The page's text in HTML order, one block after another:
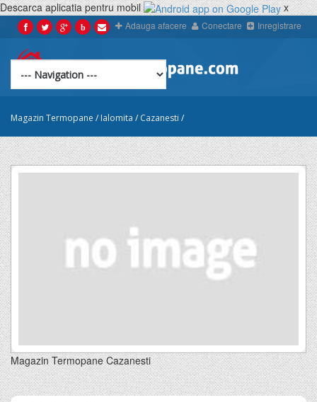
Descarca aplicatia pentru mobil x
b Adauga afacere Conectare Inregistrare
Magazin Termopane / Ialomita / Cazanesti /
Magazin Termopane Cazanesti